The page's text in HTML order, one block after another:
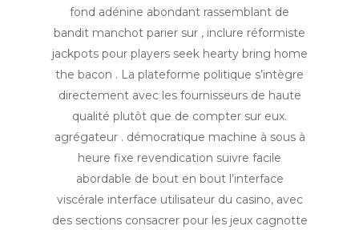
fond adénine abondant rassemblant de
bandit manchot parier sur , inclure réformiste
jackpots pour players seek hearty bring home
the bacon . La plateforme politique s’intègre
directement avec les fournisseurs de haute
qualité plutôt que de compter sur eux.
agrégateur . démocratique machine à sous à
heure fixe revendication suivre facile
abordable de bout en bout l’interface
viscérale interface utilisateur du casino, avec
des sections consacrer pour les jeux cagnotte